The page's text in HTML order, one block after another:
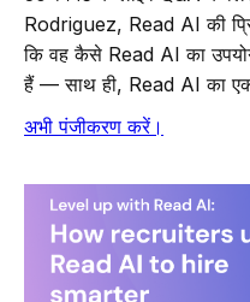
Rodriguez, Read AI की
कि वह कैसे Read AI का
हैं — साथ ही, Read AI का एक
अभी पंजीकरण करें।